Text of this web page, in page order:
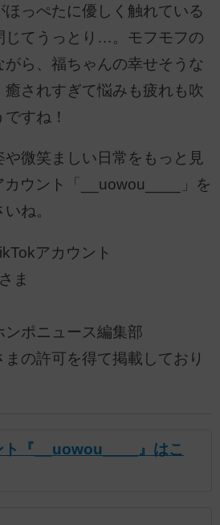
っぺたに優しく触れている
じてうっとり…。モフモフの
ら、福ちゃんの幸せそうな
されすぎて悩みも疲れも吹
すね！
微笑ましい日常をもっと見
カウント「__uowou____」を
ね。
アカウント
ま
ポニュース編集部
の許可を得て掲載しており
『__uowou____』はこ